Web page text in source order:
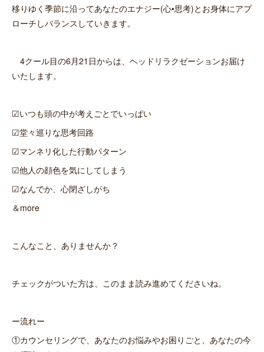
移りゆく季節に沿ってあなたのエナジー(心•思考)とお身体にアプ
ローチしバランスしていきます。
4クール目の6月21日からは、ヘッドリラクゼーションお届け
いたします。
☑いつも頭の中が考えごとでいっぱい
☑堂々巡りな思考回路
☑マンネリ化した行動パターン
☑他人の顔色を気にしてしまう
☑なんでか、心閉ざしがち
＆more
こんなこと、ありませんか？
チェックがついた方は、このまま読み進めてくださいね。
ー流れー
①カウンセリングで、あなたのお悩みやお困りごと、あなたの今